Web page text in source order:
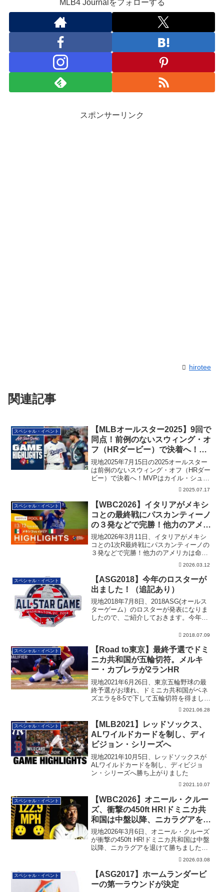
MLB4 Journalをフォローする
スポンサーリンク
hirotee
関連記事
スペシャル・イベント
【MLBオールスター2025】9回で
同点！前例のないスウィング・オ
フ（HRダービー）で決着へ！
MVPはカイル・シュワーバー
現地2025年7月15日の2025オールスター
は前例のないスウィング・オフ（HRダー
ビー）で決着へ！MVPはカイル・シュワ
2025.07.17
スペシャル・イベント
【WBC2026】イタリアがメキシ
コとの最終戦にパスカンティーノ
の３発などで完勝！他力のアメリ
カは命拾い
現地2026年3月11日、イタリアがメキシ
コとの1次R最終戦にパスカンティーノの
３発などで完勝！他力のアメリカは命拾
2026.03.12
スペシャル・イベント
【ASG2018】今年のロスターが
出ました！（追記あり）
現地2018年7月8日、2018ASG(オールス
ターゲーム）のロスターが発表になりま
したので、ご紹介しておきます。今年
2018.07.09
スペシャル・イベント
【Road to東京】最終予選でドミ
ニカ共和国が五輪切符。メルキ
ー・カブレラが2ランHR
現地2021年6月26日、東京五輪野球の最
終予選がお壊れ、ドミニカ共和国がベネ
ズエラを8-5で下して五輪切符を得まし
た。メルキー・カブレラが2ランHRを放
2021.06.28
スペシャル・イベント
【MLB2021】レッドソックス、
ALワイルドカードを制し、ディ
ビジョン・シリーズへ
現地2021年10月5日、レッドソックスが
ALワイルドカードを制し、ディビジョ
ン・シリーズへ勝ち上がりました
2021.10.07
スペシャル・イベント
【WBC2026】オニール・クルー
ズ、衝撃の450ft HR!ドミニカ共
和国は中盤以降、ニカラグアを退
ける
現地2026年3月6日、オニール・クルーズ
が衝撃の450ft HR!ドミニカ共和国は中盤
以降、ニカラグアを退けて勝ちました。
2026.03.08
スペシャル・イベント
【ASG2017】ホームランダービ
ーの第一ラウンドが決定